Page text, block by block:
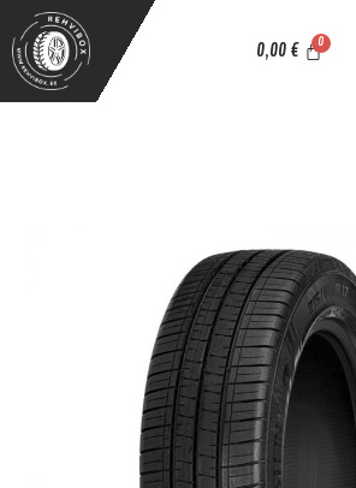
0,00 €